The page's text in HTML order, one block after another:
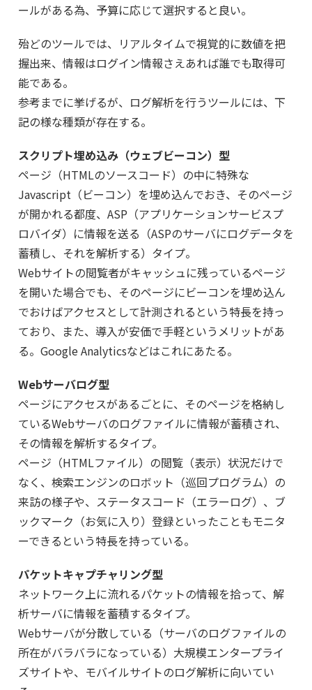
ールがある為、予算に応じて選択すると良い。
殆どのツールでは、リアルタイムで視覚的に数値を把
握出来、情報はログイン情報さえあれば誰でも取得可
能である。
参考までに挙げるが、ログ解析を行うツールには、下
記の様な種類が存在する。
スクリプト埋め込み（ウェブビーコン）型
ページ（HTMLのソースコード）の中に特殊な
Javascript（ビーコン）を埋め込んでおき、そのページ
が開かれる都度、ASP（アプリケーションサービスプ
ロバイダ）に情報を送る（ASPのサーバにログデータを
蓄積し、それを解析する）タイプ。
Webサイトの閲覧者がキャッシュに残っているページ
を開いた場合でも、そのページにビーコンを埋め込ん
でおけばアクセスとして計測されるという特長を持っ
ており、また、導入が安価で手軽というメリットがあ
る。Google Analyticsなどはこれにあたる。
Webサーバログ型
ページにアクセスがあるごとに、そのページを格納し
ているWebサーバのログファイルに情報が蓄積され、
その情報を解析するタイプ。
ページ（HTMLファイル）の閲覧（表示）状況だけで
なく、検索エンジンのロボット（巡回プログラム）の
来訪の様子や、ステータスコード（エラーログ）、ブ
ックマーク（お気に入り）登録といったこともモニタ
ーできるという特長を持っている。
パケットキャプチャリング型
ネットワーク上に流れるパケットの情報を拾って、解
析サーバに情報を蓄積するタイプ。
Webサーバが分散している（サーバのログファイルの
所在がバラバラになっている）大規模エンタープライ
ズサイトや、モバイルサイトのログ解析に向いてい